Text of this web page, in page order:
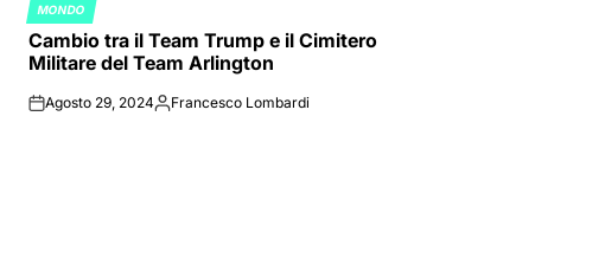
POSTED
IN
MONDO
Cambio tra il Team Trump e il Cimitero
Militare del Team Arlington
onAgosto 29, 2024PostedFrancesco Lombardi